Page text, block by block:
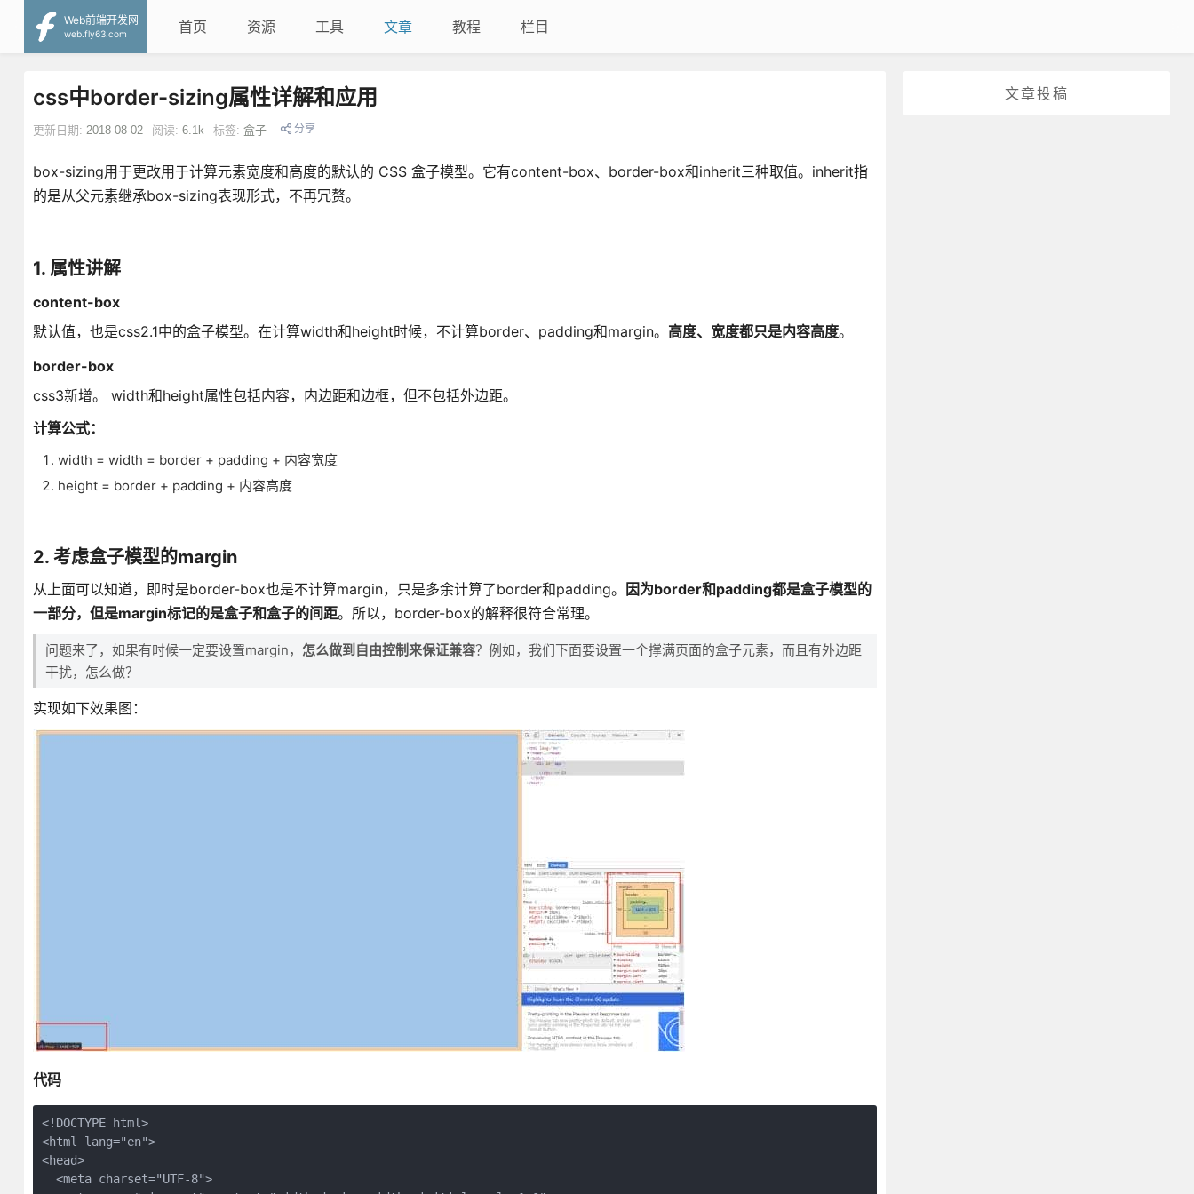
Web前端开发网
web.fly63.com
首页 资源 工具 文章 教程 栏目
文章投稿
css中border-sizing属性详解和应用
更新日期: 2018-08-02 阅读: 6.1k 标签: 盒子 分享
box-sizing用于更改用于计算元素宽度和高度的默认的 CSS 盒子模型。它有content-box、border-box和inherit三种取值。inherit指
的是从父元素继承box-sizing表现形式，不再冗赘。
1. 属性讲解
content-box
默认值，也是css2.1中的盒子模型。在计算width和height时候，不计算border、padding和margin。 高度、宽度都只是内容高度。
border-box
css3新增。 width和height属性包括内容，内边距和边框，但不包括外边距。
计算公式：
width = width = border + padding + 内容宽度
height = border + padding + 内容高度
2. 考虑盒子模型的margin
从上面可以知道，即时是border-box也是不计算margin，只是多余计算了border和padding。
因为border和padding都是盒子模型的
一部分，但是margin标记的是盒子和盒子的间距。所以，border-box的解释很符合常理。
问题来了，如果有时候一定要设置margin， 怎么做到自由控制来保证兼容？例如，我们下面要设置一个撑满页面的盒子元素，而且有外边距
干扰，怎么做？
实现如下效果图：
代码
<!DOCTYPE html>
<html lang="en">
<head>
  <meta charset="UTF-8">